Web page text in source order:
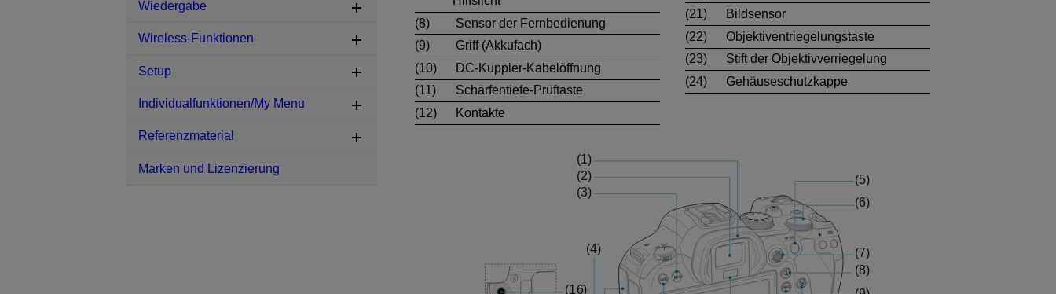
(8)
Sensor der Fernbedienung
(9)
Griff (Akkufach)
(10)
DC-Kuppler-Kabelöffnung
(11)
Schärfentiefe-Prüftaste
(12)
Kontakte
(21)
Bildsensor
(22)
Objektiventriegelungstaste
(23)
Stift der Objektivverriegelung
(24)
Gehäuseschutzkappe
Wiedergabe
Wireless-Funktionen
Setup
Individualfunktionen/My Menu
Referenzmaterial
Marken und Lizenzierung